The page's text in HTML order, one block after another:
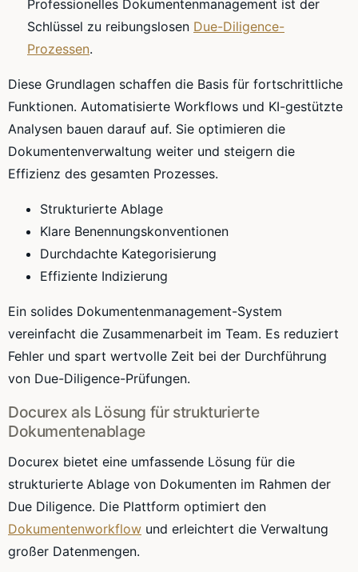
Professionelles Dokumentenmanagement ist der
Schlüssel zu reibungslosen Due-Diligence-
Prozessen.
Diese Grundlagen schaffen die Basis für fortschrittliche
Funktionen. Automatisierte Workflows und KI-gestützte
Analysen bauen darauf auf. Sie optimieren die
Dokumentenverwaltung weiter und steigern die
Effizienz des gesamten Prozesses.
Strukturierte Ablage
Klare Benennungskonventionen
Durchdachte Kategorisierung
Effiziente Indizierung
Ein solides Dokumentenmanagement-System
vereinfacht die Zusammenarbeit im Team. Es reduziert
Fehler und spart wertvolle Zeit bei der Durchführung
von Due-Diligence-Prüfungen.
Docurex als Lösung für strukturierte
Dokumentenablage
Docurex bietet eine umfassende Lösung für die
strukturierte Ablage von Dokumenten im Rahmen der
Due Diligence. Die Plattform optimiert den
Dokumentenworkflow und erleichtert die Verwaltung
großer Datenmengen.